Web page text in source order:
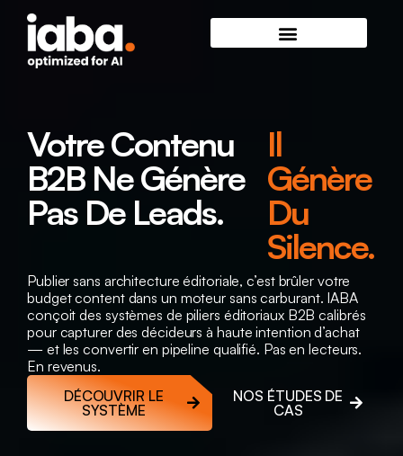
Votre Contenu
B2B Ne Génère
Pas De Leads.
Il
Génère
Du
Silence.
Publier sans architecture éditoriale, c’est brûler votre
budget content dans un moteur sans carburant. IABA
conçoit des systèmes de piliers éditoriaux B2B calibrés
pour capturer des décideurs à haute intention d’achat
— et les convertir en pipeline qualifié. Pas en lecteurs.
En revenus.
DÉCOUVRIR LE
SYSTÈME
NOS ÉTUDES DE
CAS